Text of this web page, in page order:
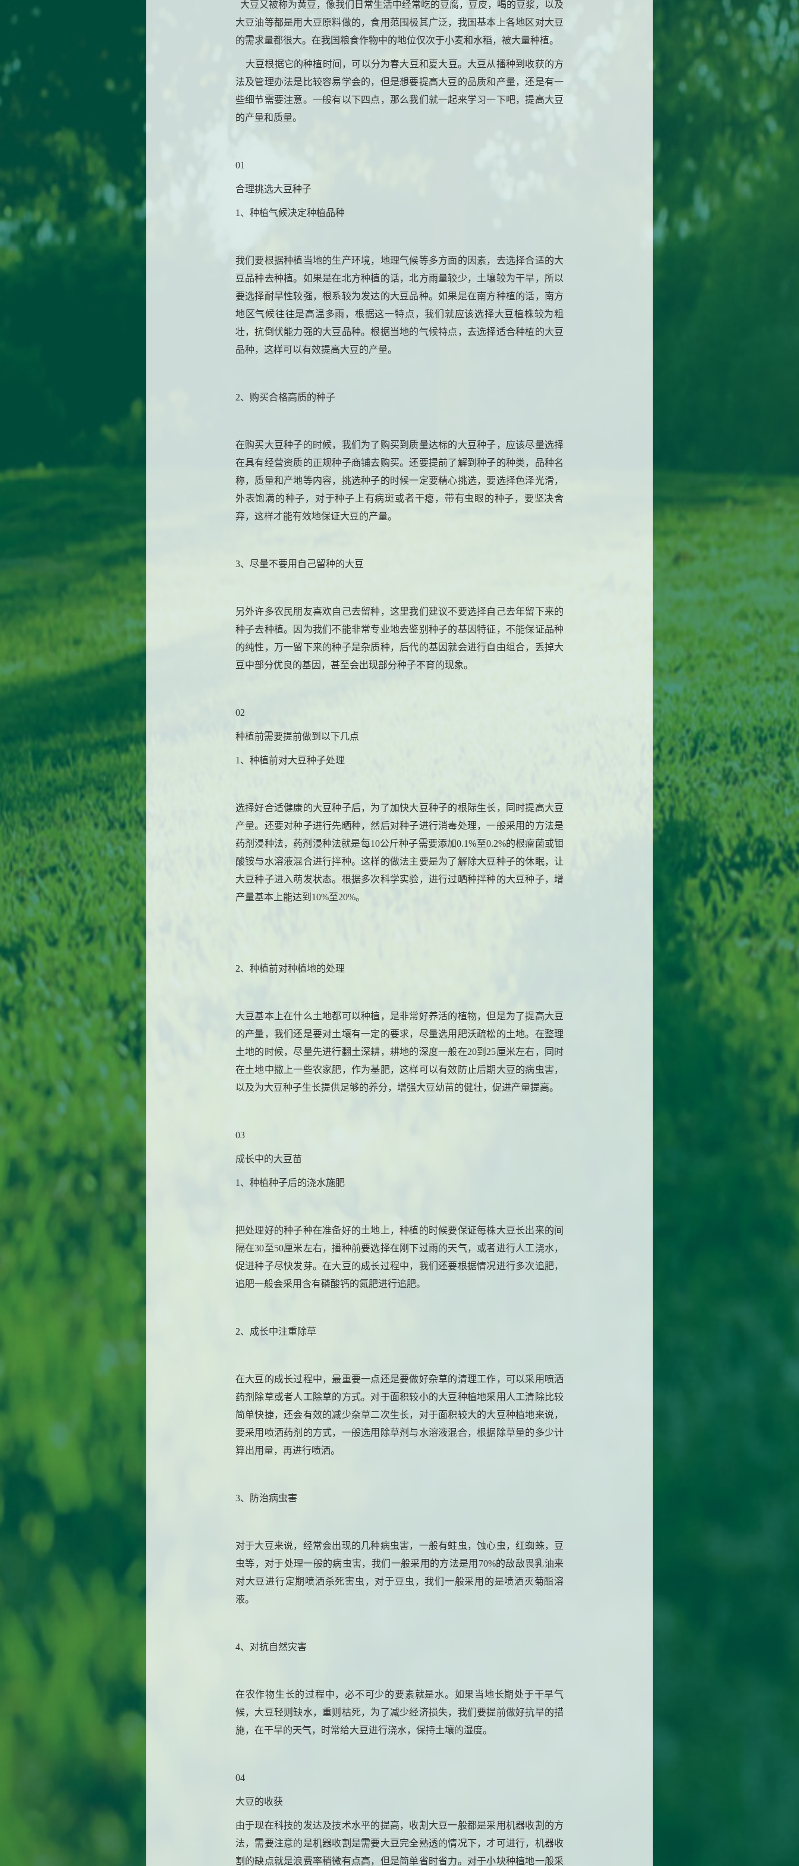
大豆又被称为黄豆，像我们日常生活中经常吃的豆腐，豆皮，喝的豆浆，以及
大豆油等都是用大豆原料做的，食用范围极其广泛，我国基本上各地区对大豆
的需求量都很大。在我国粮食作物中的地位仅次于小麦和水稻，被大量种植。
大豆根据它的种植时间，可以分为春大豆和夏大豆。大豆从播种到收获的方
法及管理办法是比较容易学会的，但是想要提高大豆的品质和产量，还是有一
些细节需要注意。一般有以下四点，那么我们就一起来学习一下吧，提高大豆
的产量和质量。
01
合理挑选大豆种子
1、种植气候决定种植品种
我们要根据种植当地的生产环境，地理气候等多方面的因素，去选择合适的大
豆品种去种植。如果是在北方种植的话，北方雨量较少，土壤较为干旱，所以
要选择耐旱性较强，根系较为发达的大豆品种。如果是在南方种植的话，南方
地区气候往往是高温多雨，根据这一特点，我们就应该选择大豆植株较为粗
壮，抗倒伏能力强的大豆品种。根据当地的气候特点，去选择适合种植的大豆
品种，这样可以有效提高大豆的产量。
2、购买合格高质的种子
在购买大豆种子的时候，我们为了购买到质量达标的大豆种子，应该尽量选择
在具有经营资质的正规种子商铺去购买。还要提前了解到种子的种类，品种名
称，质量和产地等内容，挑选种子的时候一定要精心挑选，要选择色泽光滑，
外表饱满的种子，对于种子上有病斑或者干瘪，带有虫眼的种子，要坚决舍
弃，这样才能有效地保证大豆的产量。
3、尽量不要用自己留种的大豆
另外许多农民朋友喜欢自己去留种，这里我们建议不要选择自己去年留下来的
种子去种植。因为我们不能非常专业地去鉴别种子的基因特征，不能保证品种
的纯性，万一留下来的种子是杂质种，后代的基因就会进行自由组合，丢掉大
豆中部分优良的基因，甚至会出现部分种子不育的现象。
02
种植前需要提前做到以下几点
1、种植前对大豆种子处理
选择好合适健康的大豆种子后，为了加快大豆种子的根际生长，同时提高大豆
产量。还要对种子进行先晒种，然后对种子进行消毒处理，一般采用的方法是
药剂浸种法，药剂浸种法就是每10公斤种子需要添加0.1%至0.2%的根瘤菌或钼
酸铵与水溶液混合进行拌种。这样的做法主要是为了解除大豆种子的休眠，让
大豆种子进入萌发状态。根据多次科学实验，进行过晒种拌种的大豆种子，增
产量基本上能达到10%至20%。
2、种植前对种植地的处理
大豆基本上在什么土地都可以种植，是非常好养活的植物，但是为了提高大豆
的产量，我们还是要对土壤有一定的要求，尽量选用肥沃疏松的土地。在整理
土地的时候，尽量先进行翻土深耕，耕地的深度一般在20到25厘米左右，同时
在土地中撒上一些农家肥，作为基肥，这样可以有效防止后期大豆的病虫害，
以及为大豆种子生长提供足够的养分，增强大豆幼苗的健壮，促进产量提高。
03
成长中的大豆苗
1、种植种子后的浇水施肥
把处理好的种子种在准备好的土地上，种植的时候要保证每株大豆长出来的间
隔在30至50厘米左右，播种前要选择在刚下过雨的天气，或者进行人工浇水，
促进种子尽快发芽。在大豆的成长过程中，我们还要根据情况进行多次追肥，
追肥一般会采用含有磷酸钙的氮肥进行追肥。
2、成长中注重除草
在大豆的成长过程中，最重要一点还是要做好杂草的清理工作，可以采用喷洒
药剂除草或者人工除草的方式。对于面积较小的大豆种植地采用人工清除比较
简单快捷，还会有效的减少杂草二次生长，对于面积较大的大豆种植地来说，
要采用喷洒药剂的方式，一般选用除草剂与水溶液混合，根据除草量的多少计
算出用量，再进行喷洒。
3、防治病虫害
对于大豆来说，经常会出现的几种病虫害，一般有蛀虫，蚀心虫，红蜘蛛，豆
虫等，对于处理一般的病虫害，我们一般采用的方法是用70%的敌敌畏乳油来
对大豆进行定期喷洒杀死害虫，对于豆虫，我们一般采用的是喷洒灭菊酯溶
液。
4、对抗自然灾害
在农作物生长的过程中，必不可少的要素就是水。如果当地长期处于干旱气
候，大豆轻则缺水，重则枯死，为了减少经济损失，我们要提前做好抗旱的措
施，在干旱的天气，时常给大豆进行浇水，保持土壤的湿度。
04
大豆的收获
由于现在科技的发达及技术水平的提高，收割大豆一般都是采用机器收割的方
法，需要注意的是机器收割是需要大豆完全熟透的情况下，才可进行，机器收
割的缺点就是浪费率稍微有点高，但是简单省时省力。对于小块种植地一般采